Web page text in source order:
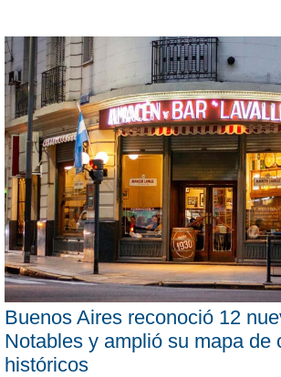
Buenos Aires reconoció 12
Notables y amplió su mapa de
históricos